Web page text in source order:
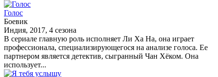
Голос
Боевик
Индия, 2017, 4 сезона
В сериале главную роль исполняет Ли Ха На, она играет
профессионала, специализирующегося на анализе голоса. Ее
партнером является детектив, сыгранный Чан Хёком. Она
использует...